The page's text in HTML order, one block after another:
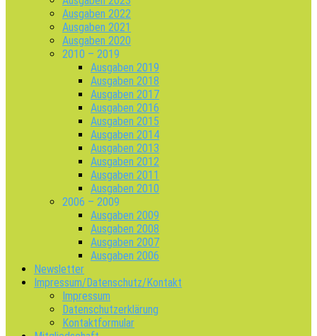
Ausgaben 2022
Ausgaben 2021
Ausgaben 2020
2010 – 2019
Ausgaben 2019
Ausgaben 2018
Ausgaben 2017
Ausgaben 2016
Ausgaben 2015
Ausgaben 2014
Ausgaben 2013
Ausgaben 2012
Ausgaben 2011
Ausgaben 2010
2006 – 2009
Ausgaben 2009
Ausgaben 2008
Ausgaben 2007
Ausgaben 2006
Newsletter
Impressum/Datenschutz/Kontakt
Impressum
Datenschutzerklärung
Kontaktformular